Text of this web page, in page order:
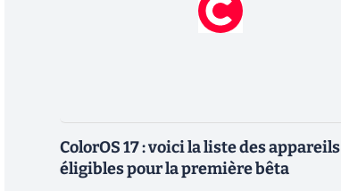
ColorOS 17 : voici la liste des appareils
éligibles pour la première bêta